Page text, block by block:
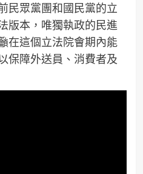
民眾黨團和國民黨的立
版本，唯獨執政的民進
在這個立法院會期內能
保障外送員、消費者及